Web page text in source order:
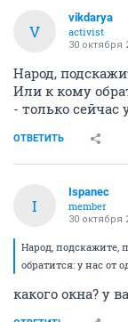
V
vikdarya
activist
30 октября
Народ,
Или к кому
- только сейчас
ОТВЕТИТЬ
I
Ispanec
member
30 октября
Народ, подскажите,
обратится: у нас от
какого окна? у